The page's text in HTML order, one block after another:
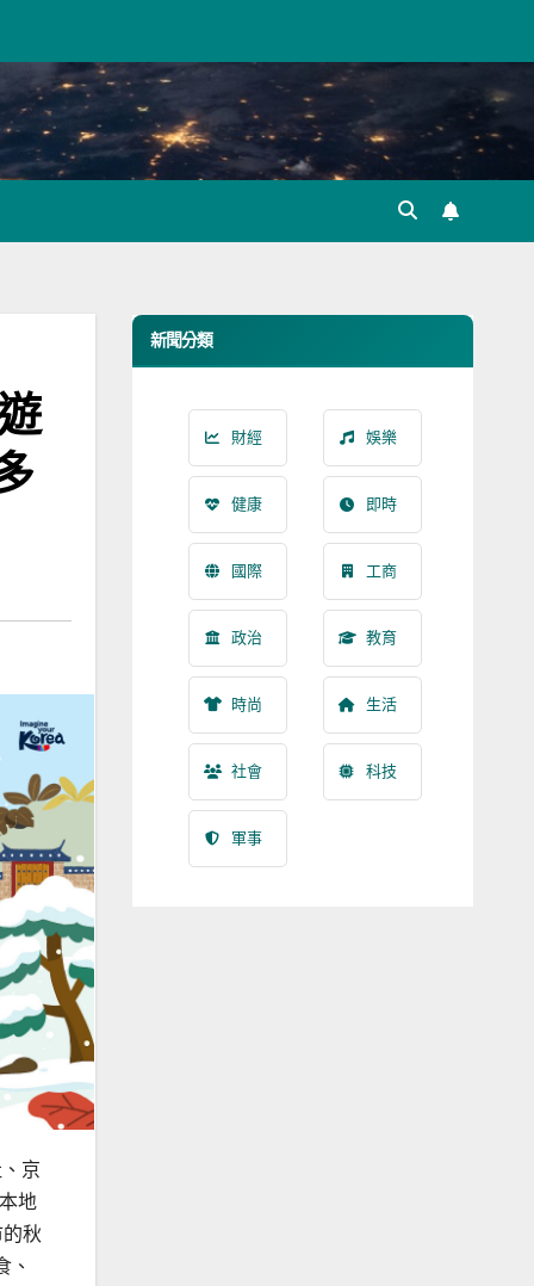
京
地
秋
、
新聞分類
財經 娛樂
健康 即時
國際 工商
政治 教育
時尚 生活
社會 科技
軍事